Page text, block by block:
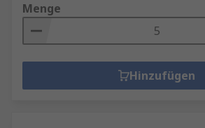
Menge
Hinzufügen